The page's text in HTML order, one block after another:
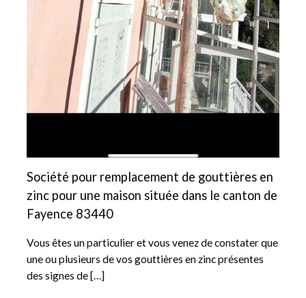
Société pour remplacement de gouttières en
zinc pour une maison située dans le canton de
Fayence 83440
Vous êtes un particulier et vous venez de constater que
une ou plusieurs de vos gouttières en zinc présentes
des signes de […]